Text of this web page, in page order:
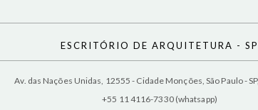
ESCRITÓRIO DE ARQUITETURA - SP
Av. das Nações Unidas, 12555 - Cidade Monções, São Paulo -
+55 11 4116-7330 (whatsapp)